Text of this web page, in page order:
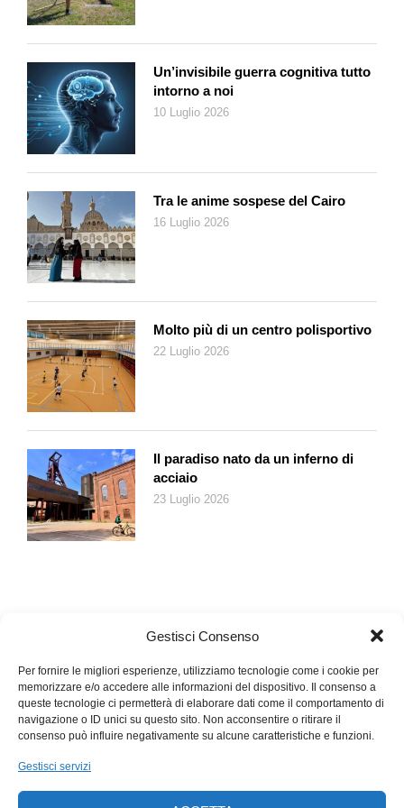
Gestisci Consenso
Per fornire le migliori esperienze, utilizziamo tecnologie come i cookie per
memorizzare e/o accedere alle informazioni del dispositivo. Il consenso a
queste tecnologie ci permetterà di elaborare dati come il comportamento di
navigazione o ID unici su questo sito. Non acconsentire o ritirare il
consenso può influire negativamente su alcune caratteristiche e funzioni.
Gestisci servizi
Fra le associazioni premiate
ve ne sono anche 3 ticinesi
Award Alto livello di plurilinguismo
1. posto CHF 8000
Cooperativa Baobab, Bellinzona
Award «valorizzazione di donne e ragazze»
1. posto CHF 8000
Associazione Il Tragitto, Lugano
Award «valorizzazione
della popolazione locale»
1. posto CHF 8000
Associazione Amélie, Lugano-Pregassona
Un’invisibile guerra cognitiva tutto
intorno a noi
10 Luglio 2026
Tra le anime sospese del Cairo
16 Luglio 2026
Molto più di un centro polisportivo
22 Luglio 2026
Il paradiso nato da un inferno di
acciaio
23 Luglio 2026